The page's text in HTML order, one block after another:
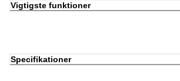
Vigtigste funktioner
Specifikationer